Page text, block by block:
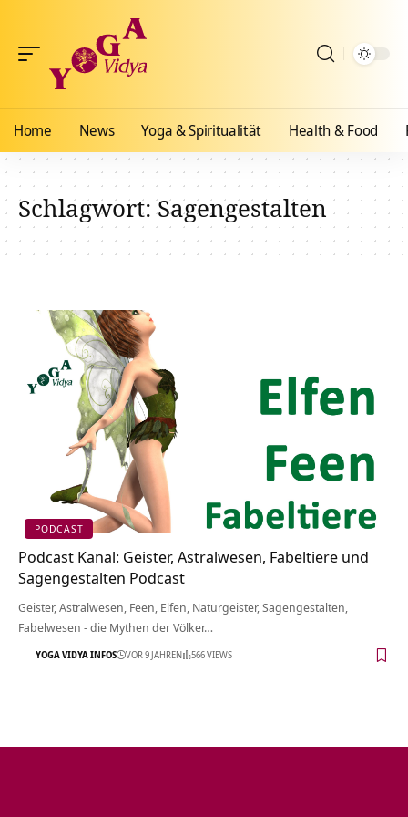
Home News Yoga & Spiritualität Health & Food
Schlagwort:Sagengestalten
PODCAST
Podcast Kanal: Geister, Astralwesen, Fabeltiere und
Sagengestalten Podcast
Geister, Astralwesen, Feen, Elfen, Naturgeister, Sagengestalten,
Fabelwesen - die Mythen der Völker…
YOGA VIDYA INFOS VOR 9 JAHREN 566 VIEWS